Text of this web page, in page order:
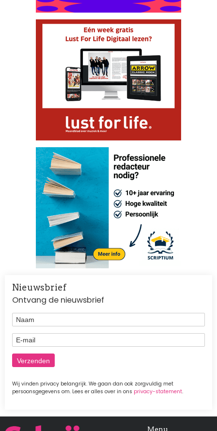
Nieuwsbrief
Ontvang de nieuwsbrief
Naam
E-mail
Wij vinden privacy belangrijk. We gaan dan ook zorgvuldig met
persoonsgegevens om. Lees er alles over in ons privacy-statement.
Afbeelding Menu